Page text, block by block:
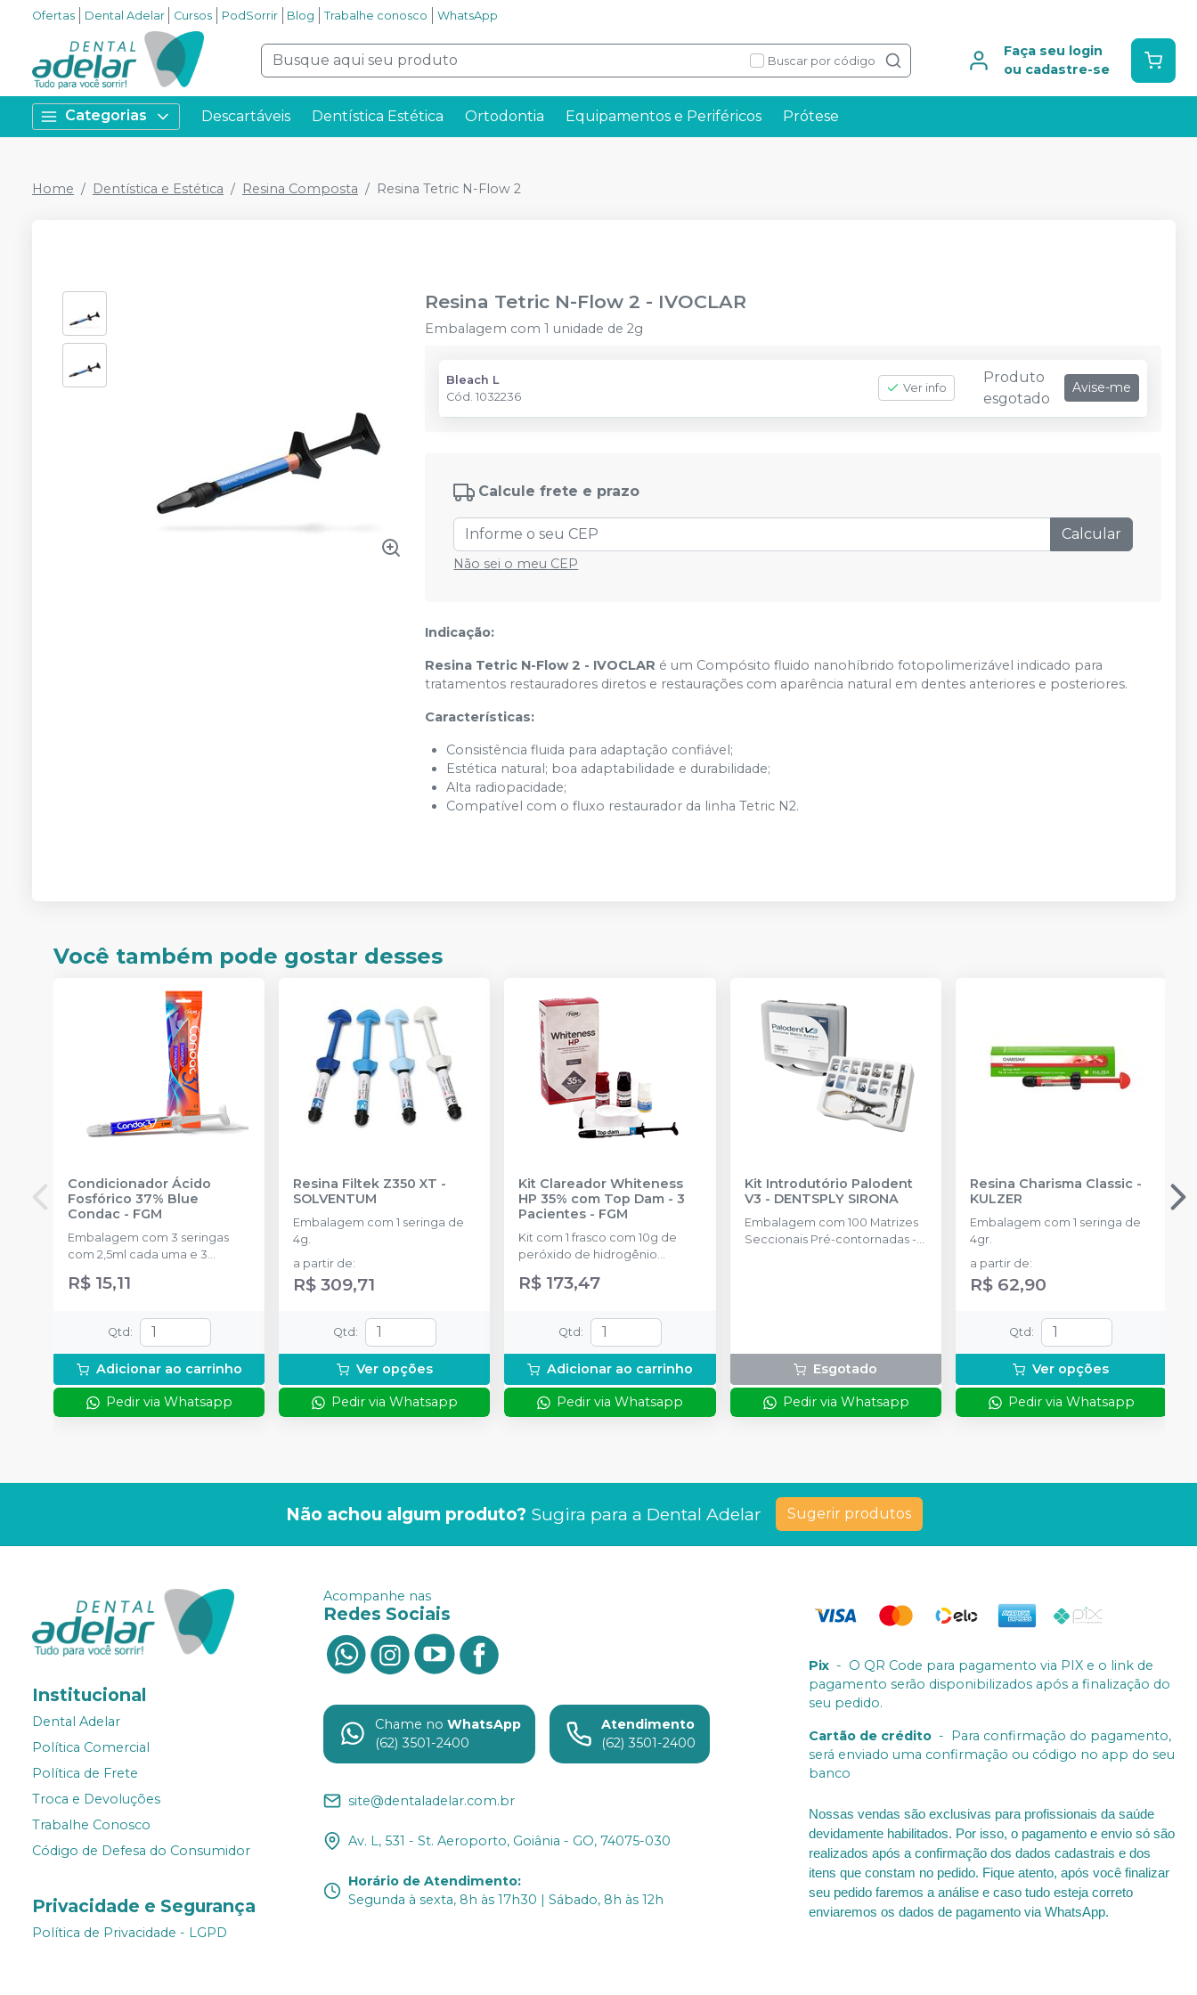
Ofertas Dental Adelar Cursos PodSorrir Blog Trabalhe conosco WhatsApp
Buscar por código
Faça seu login
ou cadastre-se
Categorias Descartáveis Dentística Estética Ortodontia Equipamentos e Periféricos Prótese
Home Dentística e Estética Resina Composta Resina Tetric N-Flow 2
Resina Tetric N-Flow 2 - IVOCLAR
Embalagem com 1 unidade de 2g
Bleach L
Cód.1032236
Ver info
Produto
esgotado
Avise-me
Calcule frete e prazo
Calcular
Não sei o meu CEP
Indicação:
Resina Tetric N-Flow 2 - IVOCLAR é um Compósito fluido nanohíbrido fotopolimerizável indicado para
tratamentos restauradores diretos e restaurações com aparência natural em dentes anteriores e posteriores.
Características:
Consistência fluida para adaptação confiável;
Estética natural; boa adaptabilidade e durabilidade;
Alta radiopacidade;
Compatível com o fluxo restaurador da linha Tetric N2.
Você também pode gostar desses
Condicionador Ácido
Fosfórico 37% Blue
Condac - FGM
Embalagem com 3 seringas
com 2,5ml cada uma e 3
R$ 15,11
Qtd :
Adicionar ao carrinho
Pedir via Whatsapp
Resina Filtek Z350 XT -
SOLVENTUM
Embalagem com 1 seringa de
4g.
a partir de:
R$ 309,71
Qtd :
Ver opções
Pedir via Whatsapp
Kit Clareador Whiteness
HP 35% com Top Dam - 3
Pacientes - FGM
Kit com 1 frasco com 10g de
peróxido de hidrogênio
de espessante + 1 frasco com
(neutralizante de peróxidos) + 1
espátula e uma placa para
preparo do gel e 1 Top Dam
com 2g.
R$ 173,47
Qtd :
Adicionar ao carrinho
Pedir via Whatsapp
Kit Introdutório Palodent
V3 - DENTSPLY SIRONA
Embalagem com 100 Matrizes
Seccionais Pré-contornadas -
Anel Universal; 1 Anel Pequeno;
1 Alicate (Fórceps); 1 Pinça
Auxiliar. (Pin Tweezer)
Esgotado
Pedir via Whatsapp
Resina Charisma Classic-
KULZER
Embalagem com 1 seringa de
4gr.
a partir de:
R$ 62,90
Qtd :
Ver opções
Pedir via Whatsapp
Não achou algum produto? Sugira para a Dental Adelar Sugerir produtos
Institucional
Dental Adelar
Política Comercial
Política de Frete
Troca e Devoluções
Trabalhe Conosco
Código de Defesa do Consumidor
Privacidade e Segurança
Política de Privacidade - LGPD
Acompanhe nas
Redes Sociais
Chame no WhatsApp
(62) 3501-2400
Atendimento
(62) 3501-2400
site@dentaladelar.com.br
Av. L, 531 - St. Aeroporto, Goiânia - GO, 74075-030
Horário de Atendimento:
Segunda à sexta, 8h às 17h30 | Sábado, 8h às 12h
Pix - O QR Code para pagamento via PIX e o link de
pagamento serão disponibilizados após a finalização do
seu pedido.
Cartão de crédito - Para confirmação do pagamento,
será enviado uma confirmação ou código no app do seu
banco
Nossas vendas são exclusivas para profissionais da saúde
devidamente habilitados. Por isso, o pagamento e envio só são
realizados após a confirmação dos dados cadastrais e dos
itens que constam no pedido. Fique atento, após você finalizar
seu pedido faremos a análise e caso tudo esteja correto
enviaremos os dados de pagamento via WhatsApp.